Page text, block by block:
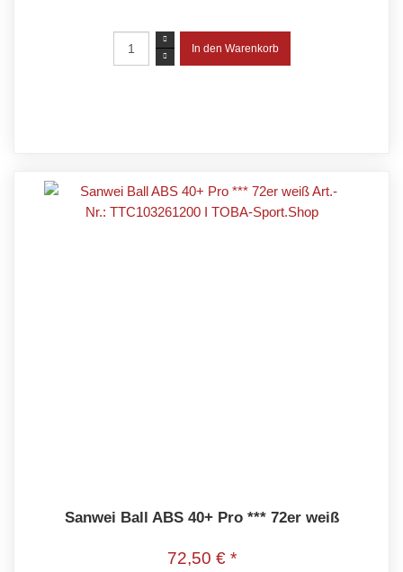
Sanwei Ball ABS 40+ Pro *** 72er weiß
72,50 € *